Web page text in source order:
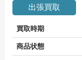
出張買取
買取時期
商品状態